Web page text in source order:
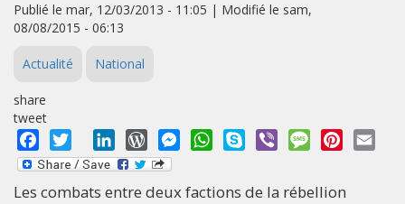
Publié le mar, 12/03/2013 - 11:05 | Modifié le sam,
08/08/2015 - 06:13
Actualité National
share
tweet
Facebook
Twitter LinkedInWordPressMessengerWhatsApp
Skype Viber MessagePinterest
Les combats entre deux factions de la rébellion